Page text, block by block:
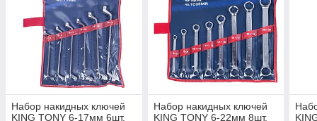
Набор накидных ключей
KING TONY 6-17мм 6шт.
Набор накидных ключей
KING TONY 6-22мм 8шт.